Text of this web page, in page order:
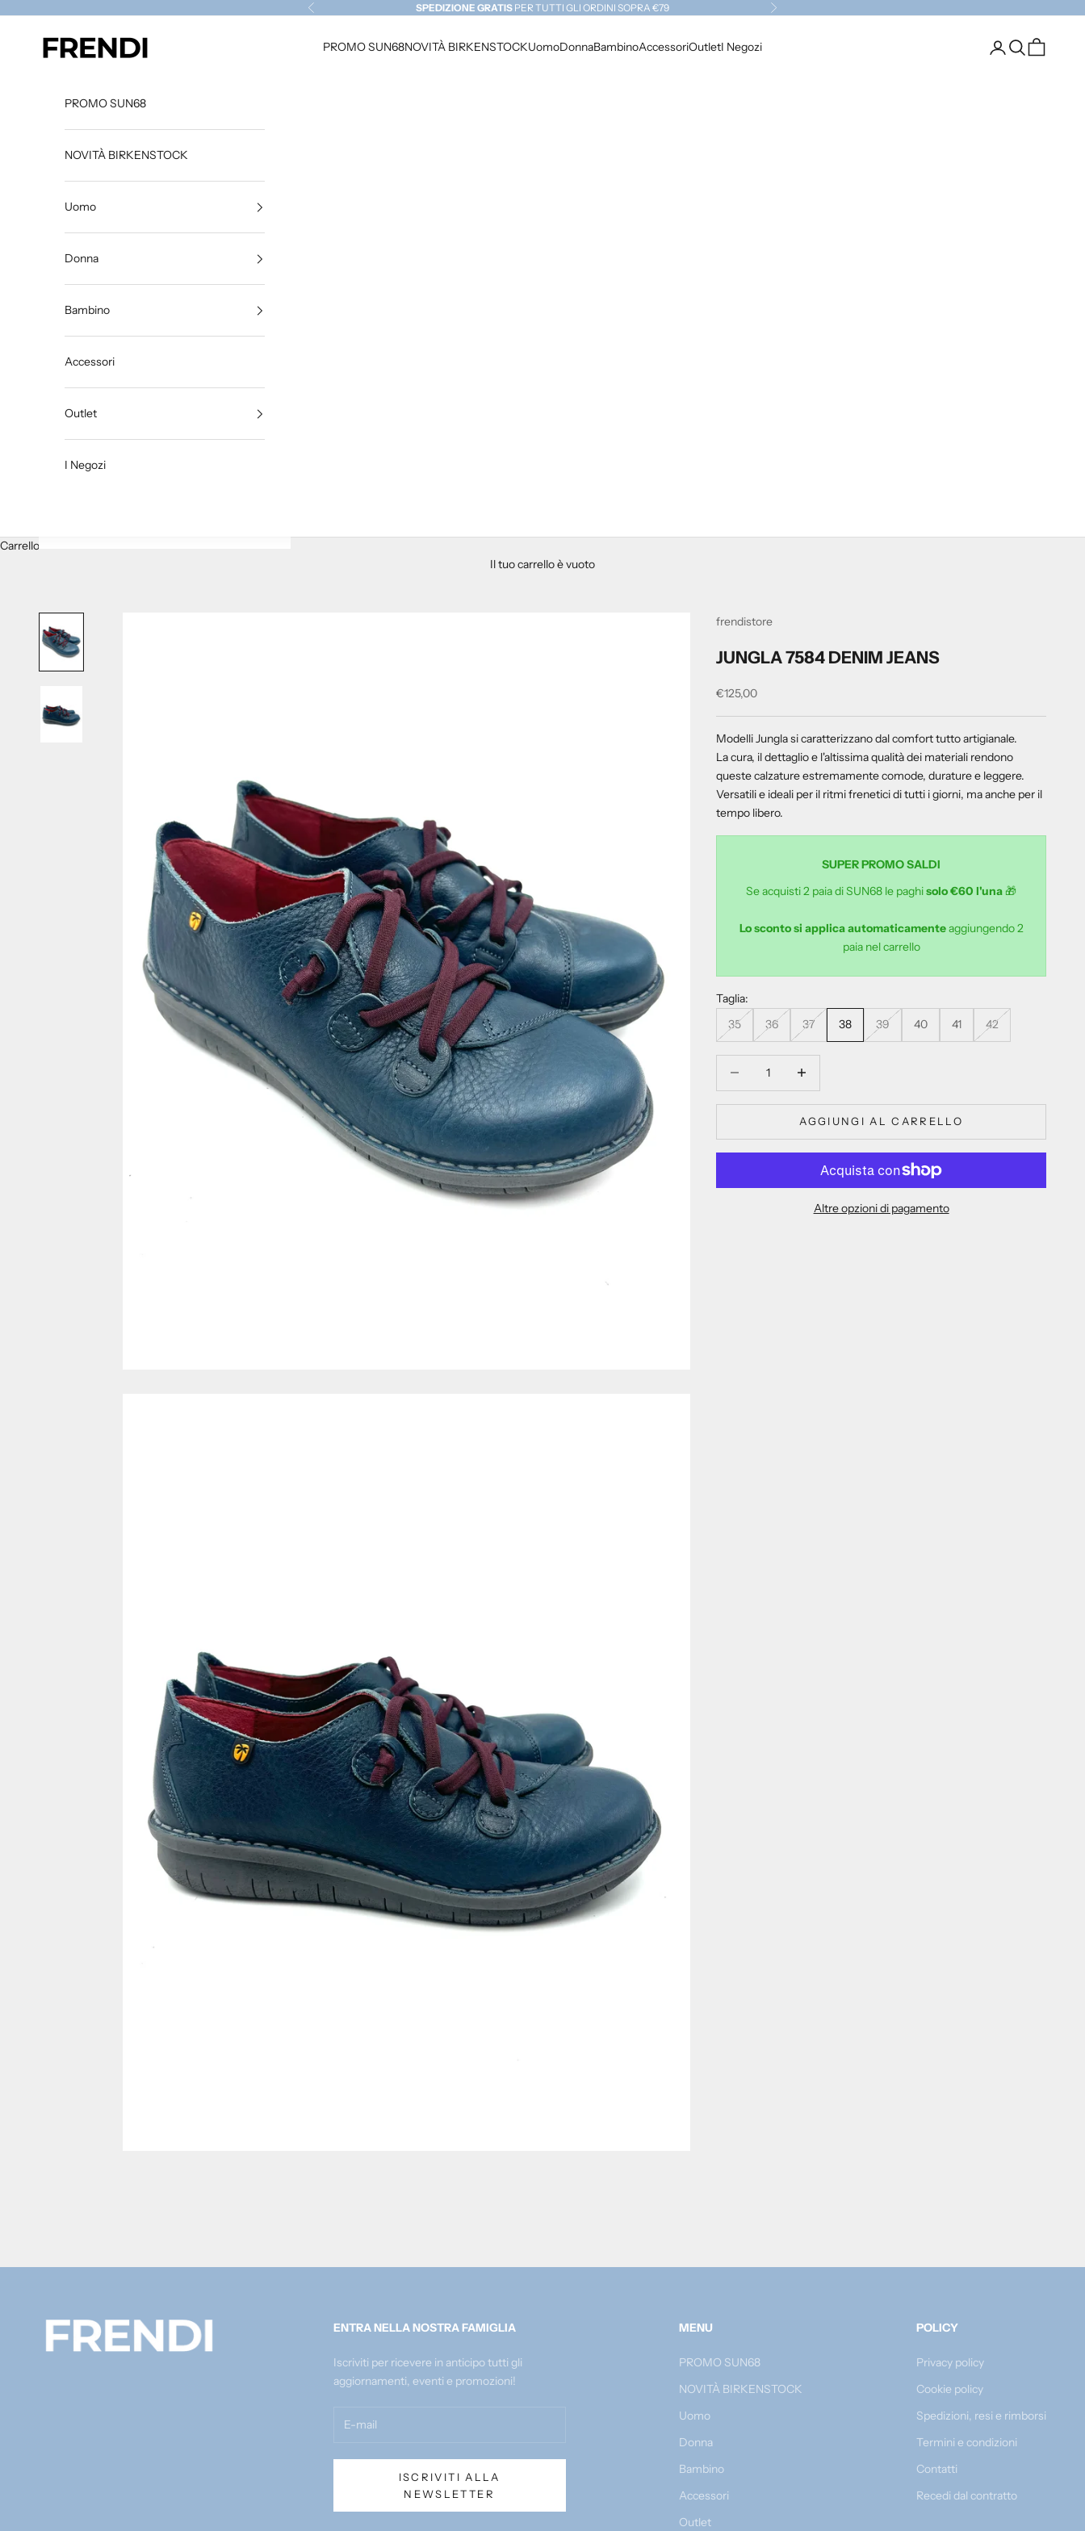
Precedente SPEDIZIONE GRATIS PER TUTTI GLI ORDINI SOPRA €79 Successivo
frendistore PROMO SUN68NOVITÀ BIRKENSTOCKUomoDonnaBambinoAccessoriOutletI Negozi LoginCercaCarrello
PROMO SUN68
NOVITÀ BIRKENSTOCK
Uomo
Donna
Bambino
Accessori
Outlet
I Negozi
Carrello
Il tuo carrello è vuoto
frendistore
JUNGLA 7584 DENIM JEANS
Prezzo scontato
€125,00
Modelli Jungla si caratterizzano dal comfort tutto artigianale.
La cura, il dettaglio e l'altissima qualità dei materiali rendono
queste calzature estremamente comode, durature e leggere.
Versatili e ideali per il ritmi frenetici di tutti i giorni, ma anche per il
tempo libero.
SUPER PROMO SALDI
Se acquisti 2 paia di SUN68 le paghisolo €60 l'una 🎁
Lo sconto si applica automaticamenteaggiungendo 2
paia nel carrello
Taglia:
35
36 37 38 39 40 41 42
AGGIUNGI AL CARRELLO
Altre opzioni di pagamento
ENTRA NELLA NOSTRA FAMIGLIA
Iscriviti per ricevere in anticipo tutti gli
aggiornamenti, eventi e promozioni!
ISCRIVITI ALLA
NEWSLETTER
MENU
PROMO SUN68
NOVITÀ BIRKENSTOCK
Uomo
Donna
Bambino
Accessori
Outlet
POLICY
Privacy policy
Cookie policy
Spedizioni, resi e rimborsi
Termini e condizioni
Contatti
Recedi dal contratto